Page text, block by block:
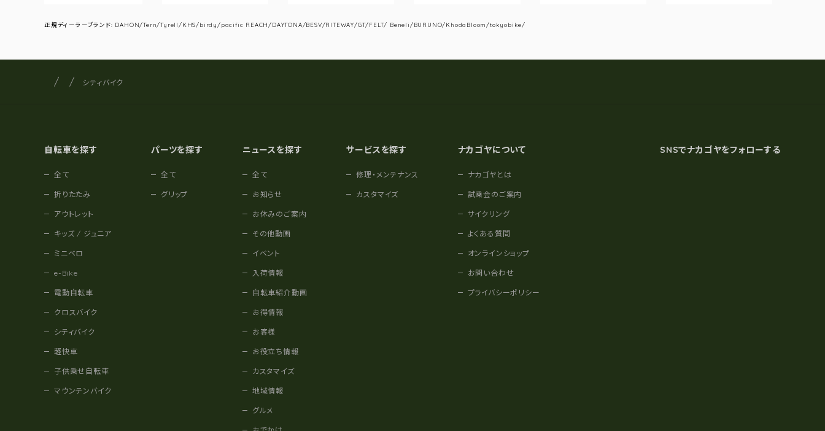
正規ディーラーブランド: DAHON/Tern/Tyrell/KHS/birdy/pacific REACH/DAYTONA/BESV/RITEWAY/GT/FELT/ Beneli/BURUNO/KhodaBloom/tokyobike/
サイト内の現在地
サイクルショップナカゴヤ
シティバイク
自転車を探す
全て
折りたたみ
アウトレット
キッズ / ジュニア
ミニベロ
e-Bike
電動自転車
クロスバイク
シティバイク
軽快車
子供乗せ自転車
マウンテンバイク
パーツを探す
全て
グリップ
ニュースを探す
全て
お知らせ
お休みのご案内
その他動画
イベント
入荷情報
自転車紹介動画
お得情報
お客様
お役立ち情報
カスタマイズ
地域情報
グルメ
サービスを探す
修理・メンテナンス
カスタマイズ
ナカゴヤについて
ナカゴヤとは
試乗会のご案内
サイクリング
よくある質問
オンラインショップ
お問い合わせ
プライバシーポリシー
SNSでナカゴヤをフォローする